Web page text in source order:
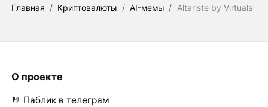
Главная / Криптовалюты / AI-мемы / Altariste by Virtuals
О проекте
🤘 Паблик в телеграм